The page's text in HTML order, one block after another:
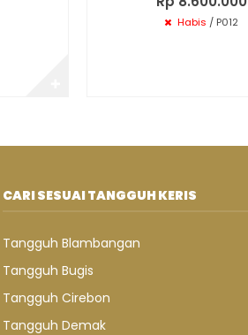
Habis / P012
CARI SESUAI TANGGUH KERIS
Tangguh Blambangan
Tangguh Bugis
Tangguh Cirebon
Tangguh Demak